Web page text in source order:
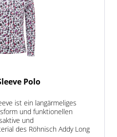
Polo
ist ein langärmeliges
und funktionellen
und
des Röhnisch Addy Long